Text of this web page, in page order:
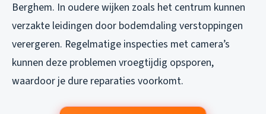
Berghem. In oudere wijken zoals het centrum kunnen
verzakte leidingen door bodemdaling verstoppingen
verergeren. Regelmatige inspecties met camera’s
kunnen deze problemen vroegtijdig opsporen,
waardoor je dure reparaties voorkomt.